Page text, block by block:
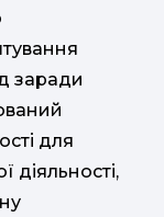
заради
для
діяльності,